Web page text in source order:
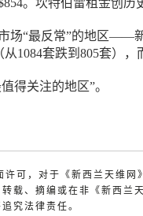
。坎特伯雷租金创历
场“最反常”的地区——
1084套跌到805套），
得关注的地区”。
可，对于《新西兰天维网
载、摘编或在非《新西兰
究法律责任。